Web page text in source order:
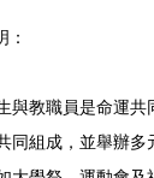
與教職員是命運共
同組成，並舉辦多